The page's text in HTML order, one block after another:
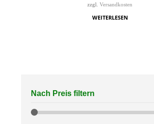
zzgl. Versandkosten
WEITERLESEN
Nach Preis filtern